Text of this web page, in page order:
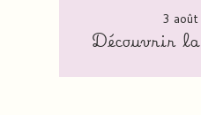
3
Découvrir la